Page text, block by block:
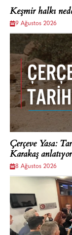
Keşmir halkı
9 Ağustos 2026
Çerçeve Yasa:
Karakaş anlatıyor
8 Ağustos 2026